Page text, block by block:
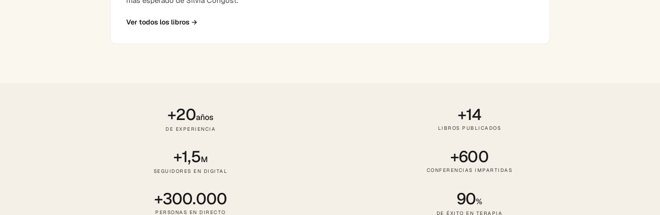
Ver todos los libros →
+20años
DE EXPERIENCIA
+14
LIBROS PUBLICADOS
+1,5M
SEGUIDORES EN DIGITAL
+600
CONFERENCIAS IMPARTIDAS
+300.000
PERSONAS EN DIRECTO
90%
DE ÉXITO EN TERAPIA